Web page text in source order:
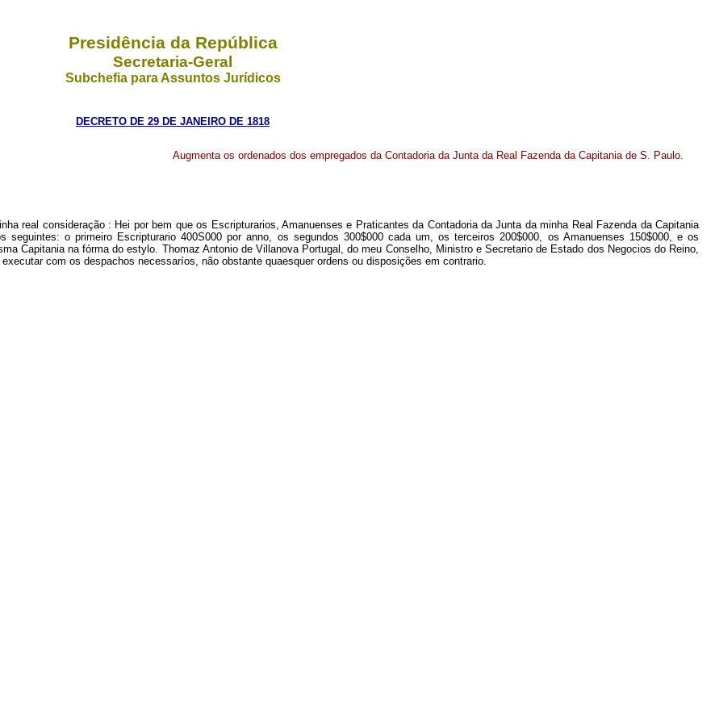
Presidência da República
Secretaria-Geral
Subchefia para Assuntos Jurídicos
DECRETO DE 29 DE JANEIRO DE 1818
Augmenta os ordenados dos empregados da Contadoria da Junta da Real Fazenda da Capitania de S. Paulo.
real consideração : Hei por bem que os Escripturarios, Amanuenses e Praticantes da Contadoria da Junta da minha Real Fazenda da Capitania
o primeiro Escripturario 400S000 por anno, os segundos 300$000 cada um, os terceiros 200$000, os Amanuenses 150$000, e os
Capitania na fórma do estylo. Thomaz Antonio de Villanova Portugal, do meu Conselho, Ministro e Secretario de Estado dos Negocios do Reino,
com os despachos necessaríos, não obstante quaesquer ordens ou disposições em contrario.